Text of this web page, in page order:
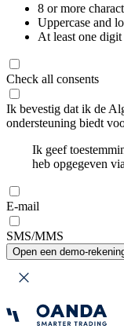
8 or more
Uppercase and
At least one digit
Check all consents
Ik bevestig dat ik de
ondersteuning biedt
Ik geef
heb opgegeven
E-mail
SMS/MMS
Open een demo-